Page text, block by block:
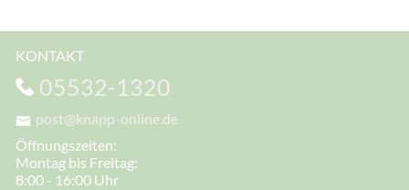
KONTAKT
05532-1320
post@knapp-online.de
Öffnungszeiten:
Montag bis Freitag:
8:00 - 16:00 Uhr